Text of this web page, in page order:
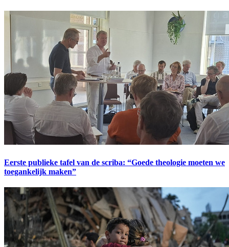
Eerste publieke tafel van de scriba: “Goede theologie moeten we
toegankelijk maken”